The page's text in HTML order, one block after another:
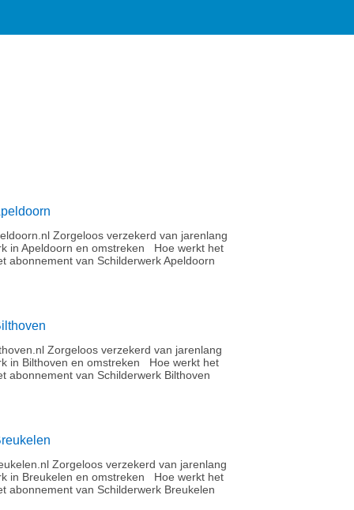
Zorgeloos verzekerd van jarenlang
in Apeldoorn en omstreken Hoe werkt het
abonnement van Schilderwerk Apeldoorn
Zorgeloos verzekerd van jarenlang
in Bilthoven en omstreken Hoe werkt het
abonnement van Schilderwerk Bilthoven
Zorgeloos verzekerd van jarenlang
in Breukelen en omstreken Hoe werkt het
abonnement van Schilderwerk Breukelen